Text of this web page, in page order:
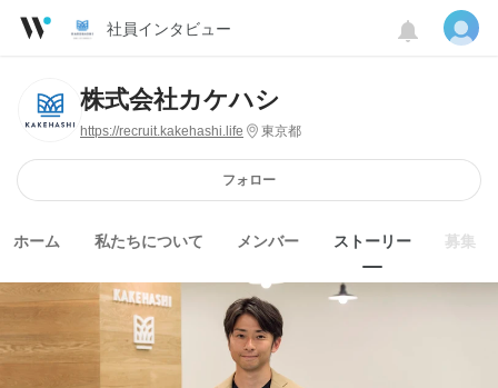
社員インタビュー
株式会社カケハシ
https://recruit.kakehashi.life 東京都
フォロー
ホーム 私たちについて メンバー ストーリー 募集